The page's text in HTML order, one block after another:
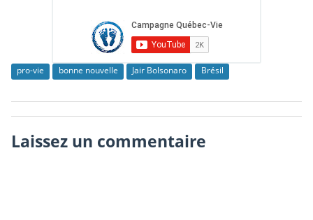
pro-vie bonne nouvelle Jair Bolsonaro Brésil
Laissez un commentaire